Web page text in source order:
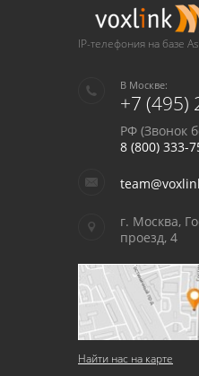
IP-телефония на базе
В Москве:
+7 (495)
РФ (Звонок
8 (800) 333-
г. Москва,
проезд, 4
Найти нас на карте